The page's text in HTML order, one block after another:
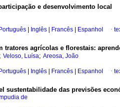
e desenvolvimento local
Inglês Francês Espanhol ·
tratores agrícolas e florestais:
; Veloso, Luísa; Areosa, João
Inglês Francês Espanhol ·
sustentabilidade das previsões
de